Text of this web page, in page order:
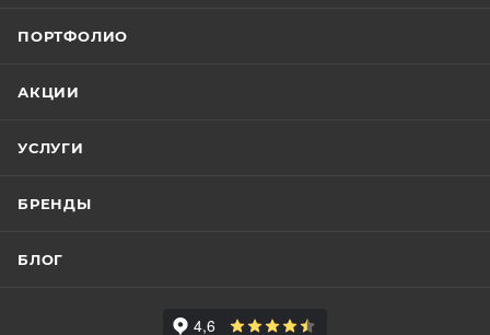
ПОРТФОЛИО
АКЦИИ
УСЛУГИ
БРЕНДЫ
БЛОГ